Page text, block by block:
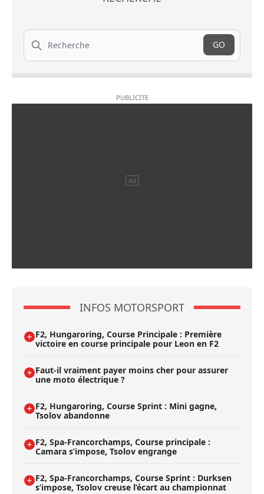
Recherche
GO
INFOS MOTORSPORT
F2, Hungaroring, Course Principale : Première
victoire en course principale pour Leon en F2
Faut-il vraiment payer moins cher pour assurer
une moto électrique ?
F2, Hungaroring, Course Sprint : Mini gagne,
Tsolov abandonne
F2, Spa-Francorchamps, Course principale :
Camara s’impose, Tsolov engrange
F2, Spa-Francorchamps, Course Sprint : Durksen
s’impose, Tsolov creuse l’écart au championnat